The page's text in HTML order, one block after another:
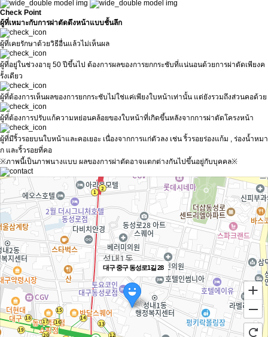
Check Point
ผู้ที่เหมาะกับการผ่าตัดดึงหน้าแบบชั้นลึก
ผู้ที่เคยรักษาด้วยวิธีอื่นแล้วไม่เห็นผล
ผู้ที่อยู่ในช่วงอายุ 50 ปีขึ้นไป ต้องการผลของการยกกระชับที่แน่นอนด้วยการผ่าตัดเพียงค
รั้งเดียว
ผู้ที่ต้องการเห็นผลของการยกกระชับไม่ใช่แค่เพียงใบหน้าเท่านั้น แต่ยังรวมถึงส่วนคอด้วย
ผู้ที่ต้องการปรับแก้ความหย่อนคล้อยของใบหน้าที่เกิดขึ้นหลังจากการผ่าตัดโครงหน้า
ผู้ที่มีริ้วรอยบนใบหน้าและคอเยอะ เนื่องจากการแก่ตัวลง เช่น ริ้วรอยร่องแก้ม , ร่องน้ำหมา
ก และริ้วรอยที่คอ
※ภาพนี้เป็นภาพนางแบบ ผลของการผ่าตัดอาจแตกต่างกันไปขึ้นอยู่กับบุคคล※
대구 중구 동성로1길 28